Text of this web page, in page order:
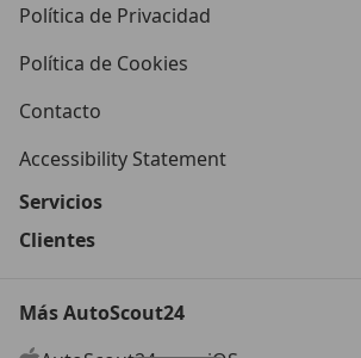
Política de Privacidad
Política de Cookies
Contacto
Accessibility Statement
Servicios
Clientes
Más AutoScout24